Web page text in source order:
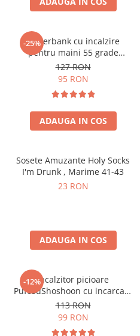
-25%
Powerbank cu incalzire
pentru maini 55 grade
Bucuria frigurosilor
10000mAh
127 RON
95 RON
ADAUGA IN COS
Sosete Amuzante Holy Socks
I'm Drunk , Marime 41-43
23 RON
ADAUGA IN COS
-12%Incalzitor picioare
PufosuShoshoon cu incarcare
USB
113 RON
99 RON